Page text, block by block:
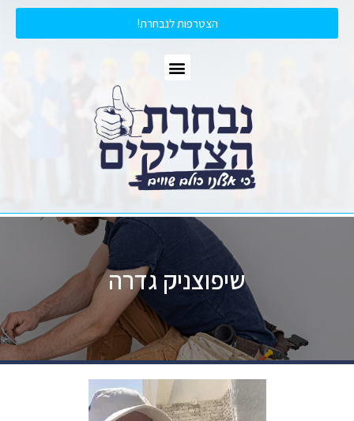
הצטרפות לנבחרת!
שיפוצניק גדרה